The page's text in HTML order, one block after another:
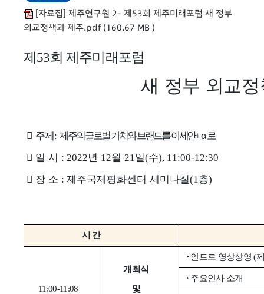
[자료집] 제주연구원 2- 제53회 제주미래포럼 새 정부
외교정책과 제주.pdf(160.67 MB )
제53회 제주미래포럼
새 정부 외교
 주 제: 제주의 글로벌 가치와 브랜드를 아세안+α로
 일 시 : 2022년 12월 21일(수), 11:00-12:30
 장 소 : 제주국제평화센터 세미나실(1층)
시 간
11:00-11:08
개회식
및
‣인트로 영상상영(
‣주요인사 소개